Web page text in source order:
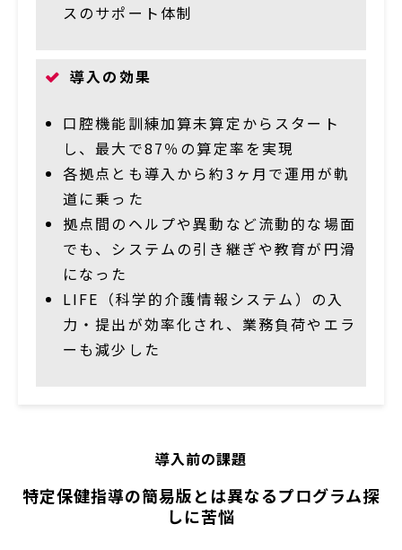
スのサポート体制
導入の効果
口腔機能訓練加算未算定からスタート
し、最大で87％の算定率を実現
各拠点とも導入から約3ヶ月で運用が軌
道に乗った
拠点間のヘルプや異動など流動的な場面
でも、システムの引き継ぎや教育が円滑
になった
LIFE（科学的介護情報システム）の入
力・提出が効率化され、業務負荷やエラ
ーも減少した
導入前の課題
特定保健指導の簡易版とは異なるプログラム探
しに苦悩